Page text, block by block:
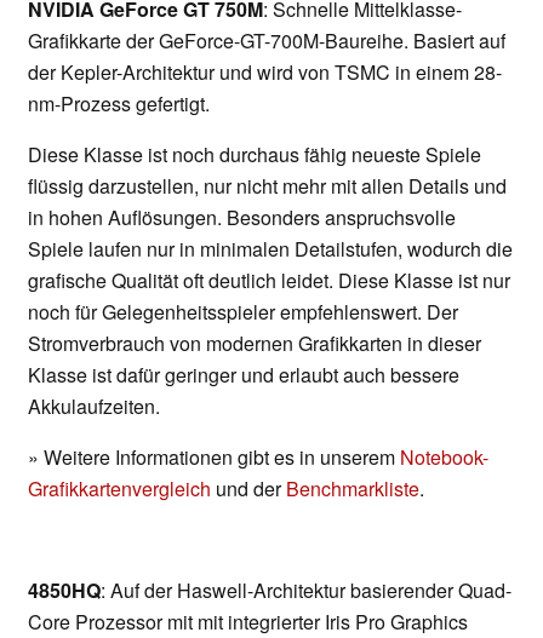
NVIDIA GeForce GT 750M: Schnelle Mittelklasse-
Grafikkarte der GeForce-GT-700M-Baureihe. Basiert auf
der Kepler-Architektur und wird von TSMC in einem 28-
nm-Prozess gefertigt.
Diese Klasse ist noch durchaus fähig neueste Spiele
flüssig darzustellen, nur nicht mehr mit allen Details und
in hohen Auflösungen. Besonders anspruchsvolle
Spiele laufen nur in minimalen Detailstufen, wodurch die
grafische Qualität oft deutlich leidet. Diese Klasse ist nur
noch für Gelegenheitsspieler empfehlenswert. Der
Stromverbrauch von modernen Grafikkarten in dieser
Klasse ist dafür geringer und erlaubt auch bessere
Akkulaufzeiten.
» Weitere Informationen gibt es in unserem Notebook-
Grafikkartenvergleich und derBenchmarkliste.
4850HQ: Auf der Haswell-Architektur basierender Quad-
Core Prozessor mit mit integrierter Iris Pro Graphics